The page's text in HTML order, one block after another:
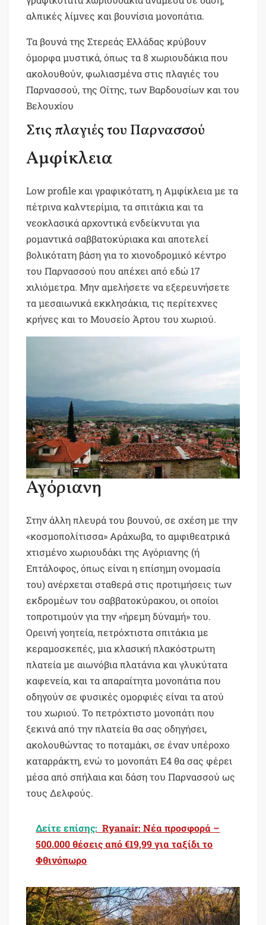
αλπικές λίμνες και βουνίσια μονοπάτια.
Τα βουνά της Στερεάς Ελλάδας κρύβουν
όμορφα μυστικά, όπως τα 8 χωριουδάκια που
ακολουθούν, φωλιασμένα στις πλαγιές του
Παρνασσού, της Οίτης, των Βαρδουσίων και του
Βελουχίου
Στις πλαγιές του Παρνασσού
Αμφίκλεια
Low profile και γραφικότατη, η Αμφίκλεια με τα
πέτρινα καλντερίμια, τα σπιτάκια και τα
νεοκλασικά αρχοντικά ενδείκνυται για
ρομαντικά σαββατοκύριακα και αποτελεί
βολικότατη βάση για το χιονοδρομικό κέντρο
του Παρνασσού που απέχει από εδώ 17
χιλιόμετρα. Μην αμελήσετε να εξερευνήσετε
τα μεσαιωνικά εκκλησάκια, τις περίτεχνες
κρήνες και το Μουσείο Άρτου του χωριού.
Αγόριανη
Στην άλλη πλευρά του βουνού, σε σχέση με την
«κοσμοπολίτισσα» Αράχωβα, το αμφιθεατρικά
χτισμένο χωριουδάκι της Αγόριανης (ή
Επτάλοφος, όπως είναι η επίσημη ονομασία
του) ανέρχεται σταθερά στις προτιμήσεις των
εκδρομέων του σαββατοκύρακου, οι οποίοι
τοπροτιμούν για την «ήρεμη δύναμή» του.
Ορεινή γοητεία, πετρόχτιστα σπιτάκια με
κεραμοσκεπές, μια κλασική πλακόστρωτη
πλατεία με αιωνόβια πλατάνια και γλυκύτατα
καφενεία, και τα απαραίτητα μονοπάτια που
οδηγούν σε φυσικές ομορφιές είναι τα ατού
του χωριού. Το πετρόχτιστο μονοπάτι που
ξεκινά από την πλατεία θα σας οδηγήσει,
ακολουθώντας το ποταμάκι, σε έναν υπέροχο
καταρράκτη, ενώ το μονοπάτι Ε4 θα σας φέρει
μέσα από σπήλαια και δάση του Παρνασσού ως
τους Δελφούς.
Δείτε επίσης: Ryanair: Νέα προσφορά –
500.000 θέσεις από €19,99 για ταξίδι το
Φθινόπωρο